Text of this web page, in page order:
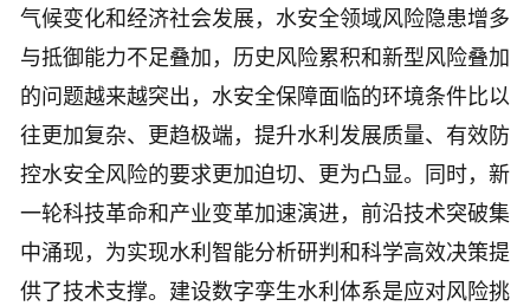
气候变化和经济社会发展，水安全领域风险隐患增多
与抵御能力不足叠加，历史风险累积和新型风险叠加
的问题越来越突出，水安全保障面临的环境条件比以
往更加复杂、更趋极端，提升水利发展质量、有效防
控水安全风险的要求更加迫切、更为凸显。同时，新
一轮科技革命和产业变革加速演进，前沿技术突破集
中涌现，为实现水利智能分析研判和科学高效决策提
供了技术支撑。建设数字孪生水利体系是应对风险挑